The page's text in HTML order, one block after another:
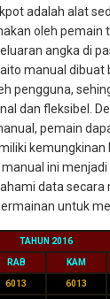
adalah alat
oleh pemain
angka di
manual dibuat
pengguna,
dan fleksibel.
pemain
kemungkinan
ini menjadi
data secara
untuk
TAHUN 2016
RAB KAM
6013 6013